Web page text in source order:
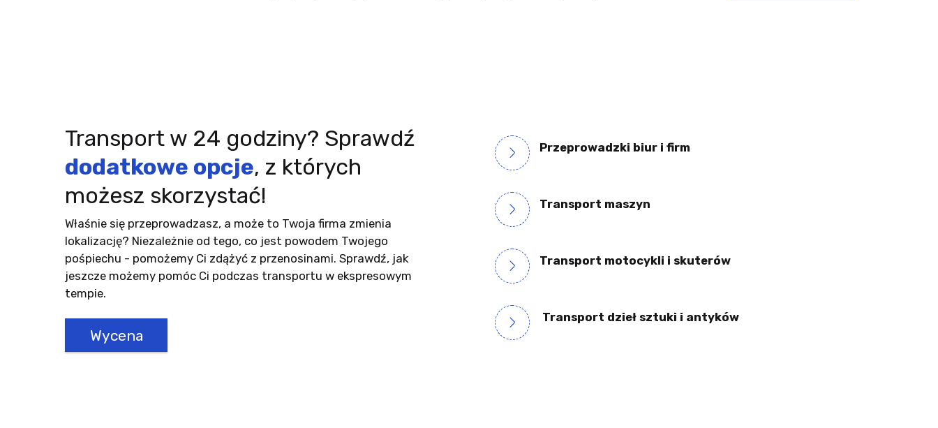
Transport w 24 godziny? Sprawdź
dodatkowe opcje, z których
możesz skorzystać!
Właśnie się przeprowadzasz, a może to Twoja firma zmienia
lokalizację? Niezależnie od tego, co jest powodem Twojego
pośpiechu - pomożemy Ci zdążyć z przenosinami. Sprawdź, jak
jeszcze możemy pomóc Ci podczas transportu w ekspresowym
tempie.
Wycena
Przeprowadzki biur i firm
Transport maszyn
Transport motocykli i skuterów
Transport dzieł sztuki i antyków